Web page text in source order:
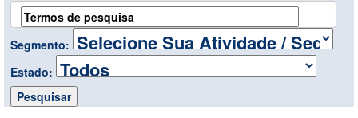
Segmento:
Estado: